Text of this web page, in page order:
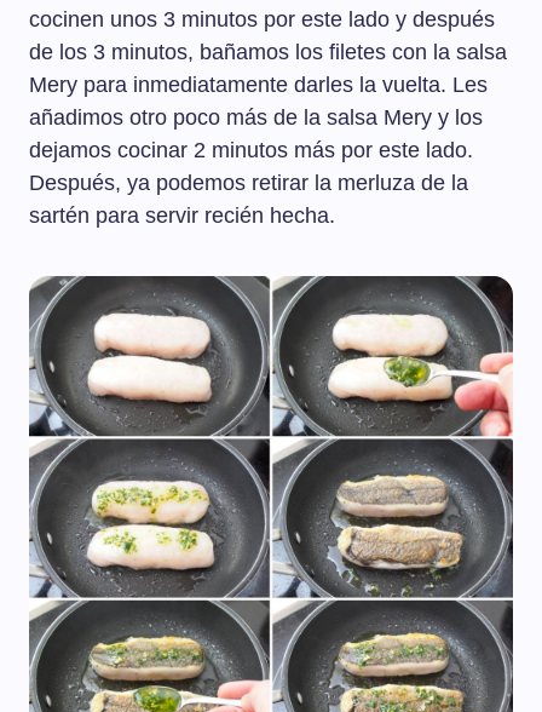
cocinen unos 3 minutos por este lado y después
de los 3 minutos, bañamos los filetes con la salsa
Mery para inmediatamente darles la vuelta. Les
añadimos otro poco más de la salsa Mery y los
dejamos cocinar 2 minutos más por este lado.
Después, ya podemos retirar la merluza de la
sartén para servir recién hecha.